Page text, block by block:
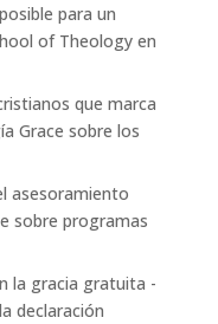
para un
of Theologyen
que marca
Grace sobre los
asesoramiento
sobre programas
la gracia gratuita -
la declaración